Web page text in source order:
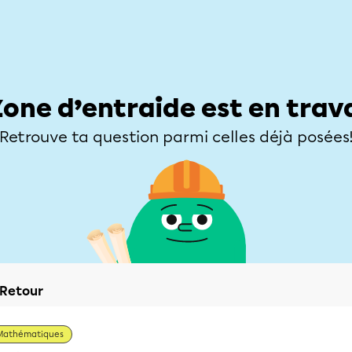
d’entraide est en
Retrouve ta question parmi celles déjà
Retour